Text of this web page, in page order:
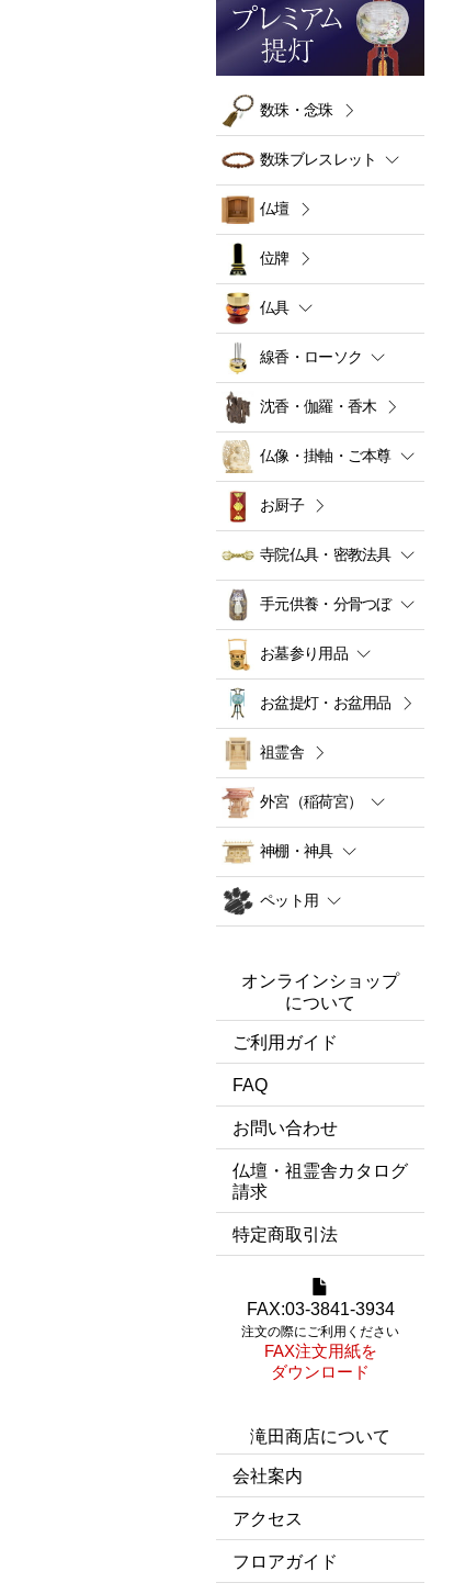
数珠・念珠
数珠ブレスレット
仏壇
位牌
仏具
線香・ローソク
沈香・伽羅・香木
仏像・掛軸・ご本尊
お厨子
寺院仏具・密教法具
手元供養・分骨つぼ
お墓参り用品
お盆提灯・お盆用品
祖霊舎
外宮（稲荷宮）
神棚・神具
ペット用
オンラインショップ
について
ご利用ガイド
FAQ
お問い合わせ
仏壇・祖霊舎カタログ
請求
特定商取引法
FAX:03-3841-3934
注文の際にご利用ください
FAX注文用紙を
ダウンロード
滝田商店について
会社案内
アクセス
フロアガイド